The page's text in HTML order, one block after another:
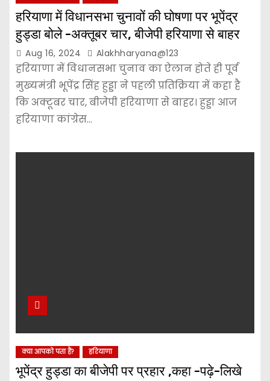
हरियाणा में विधानसभा चुनावों की घोषणा पर भूपेंद्र
हुड्डा बोले -अक्तूबर चार, बीजेपी हरियाणा से बाहर
Aug 16, 2024 Alakhharyana@123
हरियाणा में विधानसभा चुनाव का ऐलान होते ही पूर्व
मुख्यमंत्री भूपेंद्र सिंह हुड्डा ने पहली प्रतिक्रिया में कहा है
कि अक्टूबर चार, बीजेपी हरियाणा से बाहर। हुड्डा आज
हरियाणा कांग्रेस…
क्या आपको पता हैं? हरियाणा
भूपेंद्र हुड्डा का बीजेपी पर प्रहार ,कहा -पढ़े-लिखे